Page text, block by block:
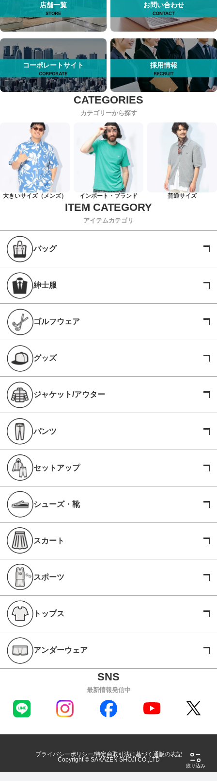
絞り込み
店舗一覧 お問い合わせ
コーポレートサイト 採用情報
カテゴリーから探す
大きいサイズ（メンズ） インポート・ブランド 普通サイズ
アイテムカテゴリ
バッグ
紳士服
ゴルフウェア
グッズ
ジャケット/アウター
パンツ
セットアップ
シューズ・靴
スカート
スポーツ
トップス
アンダーウェア
最新情報発信中
プライバシーポリシー 特定商取引法に基づく通販の表記
Copyright © SAKAZEN SHOJI CO.,LTD